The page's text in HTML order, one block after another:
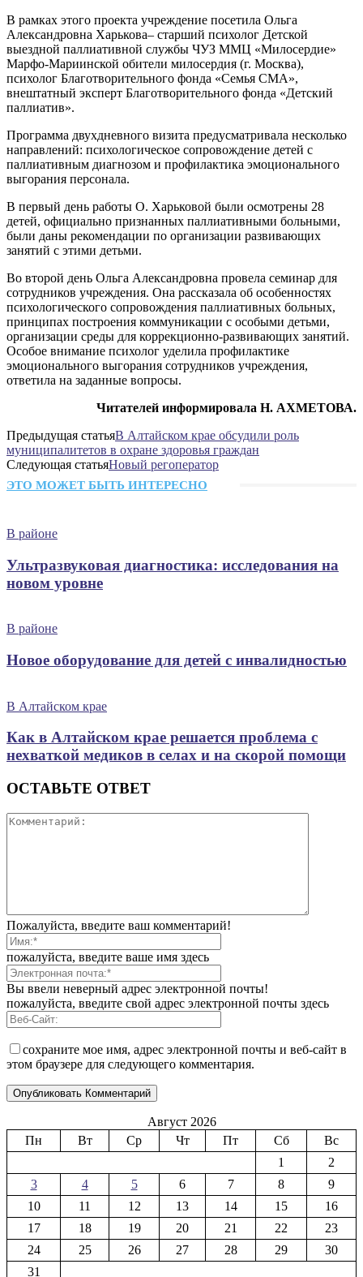
В рамках этого проекта учреждение посетила Ольга
Александровна Харькова– старший психолог Детской
выездной паллиативной службы ЧУЗ ММЦ «Милосердие»
Марфо-Мариинской обители милосердия (г. Москва),
психолог Благотворительного фонда «Семья СМА»,
внештатный эксперт Благотворительного фонда «Детский
паллиатив».
Программа двухдневного визита предусматривала несколько
направлений: психологическое сопровождение детей с
паллиативным диагнозом и профилактика эмоционального
выгорания персонала.
В первый день работы О. Харьковой были осмотрены 28
детей, официально признанных паллиативными больными,
были даны рекомендации по организации развивающих
занятий с этими детьми.
Во второй день Ольга Александровна провела семинар для
сотрудников учреждения. Она рассказала об особенностях
психологического сопровождения паллиативных больных,
принципах построения коммуникации с особыми детьми,
организации среды для коррекционно-развивающих занятий.
Особое внимание психолог уделила профилактике
эмоционального выгорания сотрудников учреждения,
ответила на заданные вопросы.
Читателей информировала Н. АХМЕТОВА.
Предыдущая статьяВ Алтайском крае обсудили роль
муниципалитетов в охране здоровья граждан
Следующая статьяНовый регоператор
ЭТО МОЖЕТ БЫТЬ ИНТЕРЕСНО
В районе
Ультразвуковая диагностика: исследования на
новом уровне
В районе
Новое оборудование для детей с инвалидностью
В Алтайском крае
Как в Алтайском крае решается проблема с
нехваткой медиков в селах и на скорой помощи
ОСТАВЬТЕ ОТВЕТ
Пожалуйста, введите ваш комментарий!
пожалуйста, введите ваше имя здесь
Вы ввели неверный адрес электронной почты!
пожалуйста, введите свой адрес электронной почты здесь
сохраните мое имя, адрес электронной почты и веб-сайт в
этом браузере для следующего комментария.
Август 2026
Пн
Вт Ср Чт Пт Сб
Вс
1
2
3
4 5 6 7 8
9
10
11 12 13 14 15
16
17
18 19 20 21 22
23
24
25 26 27 28 29
30
31